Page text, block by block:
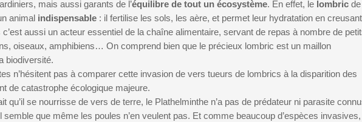
mais aussi garants de l’équilibre de tout un écosystème. En effet, le lombric de
animal indispensable : il fertilise les sols, les aère, et permet leur hydratation en creusant
aussi un acteur essentiel de la chaîne alimentaire, servant de repas à nombre de
oiseaux, amphibiens… On comprend bien que le précieux lombric est un maillon
biodiversité.
n’hésitent pas à comparer cette invasion de vers tueurs de lombrics à la disparition des
de catastrophe écologique majeure.
qu’il se nourrisse de vers de terre, le Plathelminthe n’a pas de prédateur ni parasite
semble que même les poules n’en veulent pas. Et comme beaucoup d’espèces